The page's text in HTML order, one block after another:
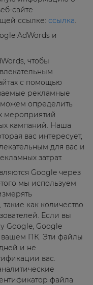
сайте
ссылке: ссылка.
AdWords и
чтобы
с помощью
рекламные
определить
мероприятий
кампаний. Наша
вас интересует,
для вас и
затрат.
Google через
мы используем
как количество
Если вы
Google, Google
вашем ПК. Эти файлы
и не
вас.
файла